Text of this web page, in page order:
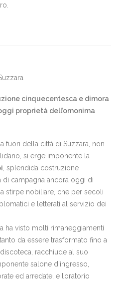
cinquecentesca e dimora
proprietà dell’omonima
fuori della città di Suzzara, non
si erge imponente la
, splendida costruzione
di campagna ancora oggi di
stirpe nobiliare, che per secoli
e letterati al servizio dei
ha visto molti rimaneggiamenti
da essere trasformato fino a
racchiude al suo
salone d’ingresso,
ed arredate, e l’oratorio